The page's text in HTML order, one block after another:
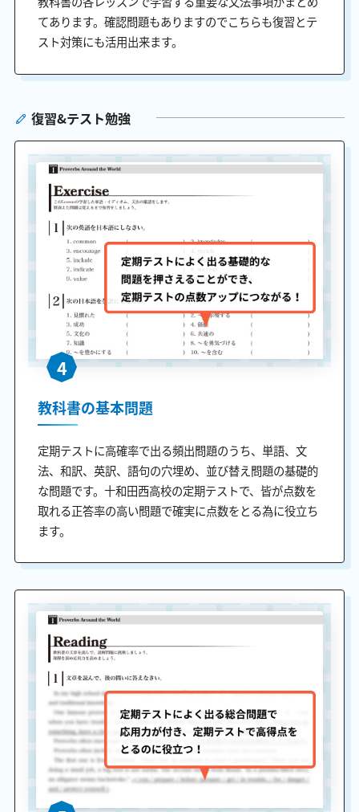
てあります。確認問題もありますのでこちらも復習とテ
スト対策にも活用出来ます。
復習&テスト勉強
4
教科書の基本問題
定期テストに高確率で出る頻出問題のうち、単語、文
法、和訳、英訳、語句の穴埋め、並び替え問題の基礎的
な問題です。十和田西高校の定期テストで、皆が点数を
取れる正答率の高い問題で確実に点数をとる為に役立ち
ます。